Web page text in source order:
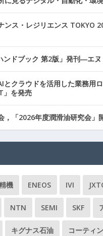
ンス・レジリエンス TOKYO
ンドブック 第2版」発刊―エ
とクラウドを活用した業務用
」を発売
，「2026年度潤滑油研究会」
機 ENEOS IVI
NTN SEMI SKF
キグナス石油 コーティ